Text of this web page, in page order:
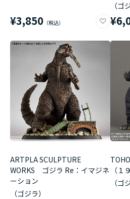
¥3,850
（ゴ
ARTPLA SCULPTURE
WORKS ゴジラ Re：イマジネ
ーション
（ゴジラ）
（
（ゴ